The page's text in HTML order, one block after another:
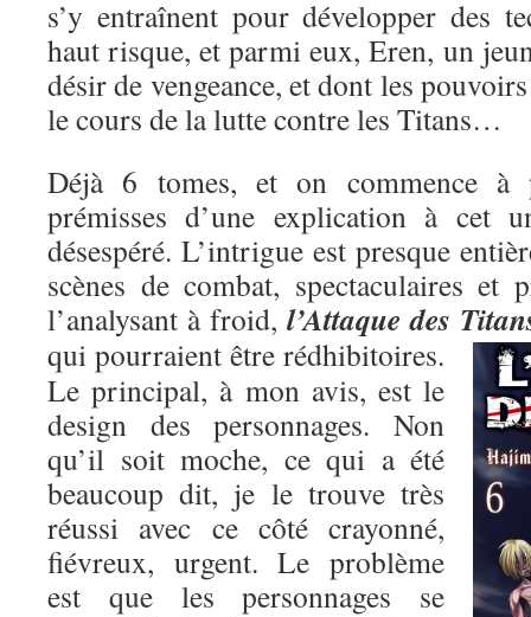
s’y entraînent pour développer des
haut risque, et parmi eux, Eren, un
désir de vengeance, et dont les
le cours de la lutte contre les Titans…
Déjà 6 tomes, et on commence à
prémisses d’une explication à cet
désespéré. L’intrigue est presque
scènes de combat, spectaculaires et
l’analysant à froid, l’Attaque des
qui pourraient être rédhibitoires.
Le principal, à mon avis, est le
design des personnages. Non
qu’il soit moche, ce qui a été
beaucoup dit, je le trouve très
réussi avec ce côté crayonné,
fiévreux, urgent. Le problème
est que les personnages se